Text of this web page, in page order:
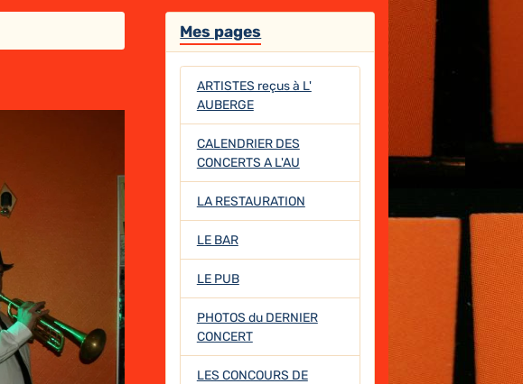
Mes pages
ARTISTES reçus à L'
AUBERGE
CALENDRIER DES
CONCERTS A L'AU
LA RESTAURATION
LE BAR
LE PUB
PHOTOS du DERNIER
CONCERT
LES CONCOURS DE